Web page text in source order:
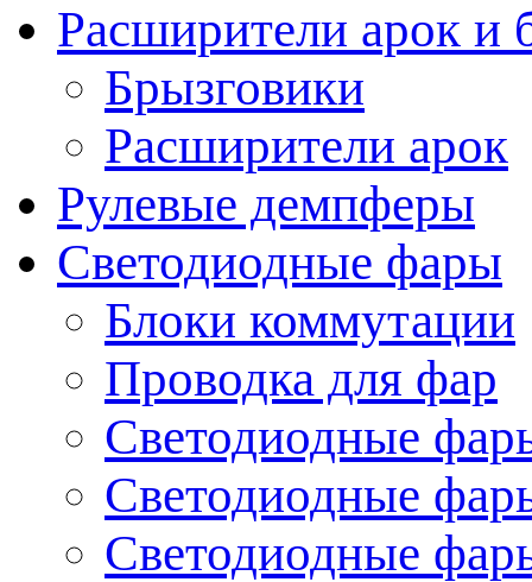
Расширители арок и
Брызговики
Расширители арок
Рулевые демпферы
Светодиодные фары
Блоки коммутации
Проводка для фар
Светодиодные
Светодиодные
Светодиодные